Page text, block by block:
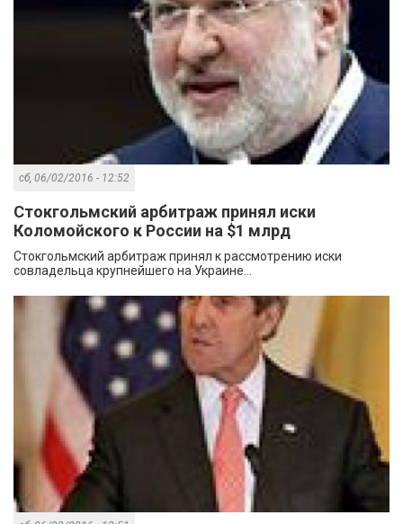
сб, 06/02/2016 - 12:52
Стокгольмский арбитраж принял иски
Коломойского к России на $1 млрд
Стокгольмский арбитраж принял к рассмотрению иски
совладельца крупнейшего на Украине...